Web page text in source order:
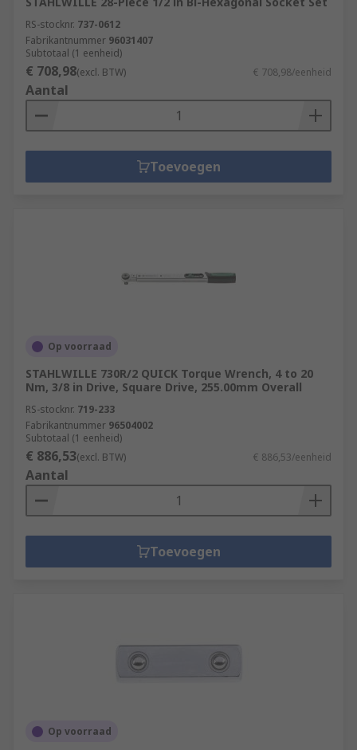
RS-stocknr. 737-0612
Fabrikantnummer 96031407
Subtotaal (1 eenheid)
€ 708,98(excl. BTW) € 708,98/eenheid
Aantal
Toevoegen
Op voorraad
STAHLWILLE 730R/2 QUICK Torque Wrench, 4 to 20
Nm, 3/8 in Drive, Square Drive, 255.00mm Overall
RS-stocknr. 719-233
Fabrikantnummer 96504002
Subtotaal (1 eenheid)
€ 886,53(excl. BTW) € 886,53/eenheid
Aantal
Toevoegen
Op voorraad